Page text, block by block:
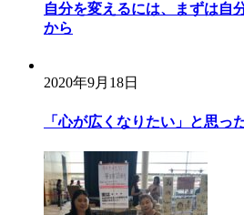
自分を変えるには、まずは自
から
2020年9月18日
「心が広くなりたい」と思っ